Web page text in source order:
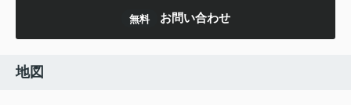
無料 お問い合わせ
地図